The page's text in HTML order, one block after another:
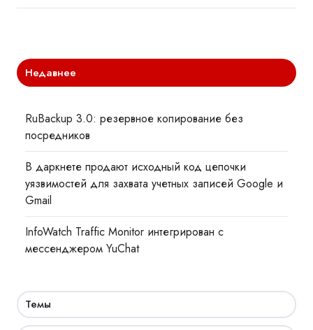
Недавнее
RuBackup 3.0: резервное копирование без
посредников
В даркнете продают исходный код цепочки
уязвимостей для захвата учетных записей Google и
Gmail
InfoWatch Traffic Monitor интегрирован с
мессенджером YuChat
Темы